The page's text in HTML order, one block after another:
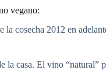
vegano:
cosecha 2012 en
casa. El vino